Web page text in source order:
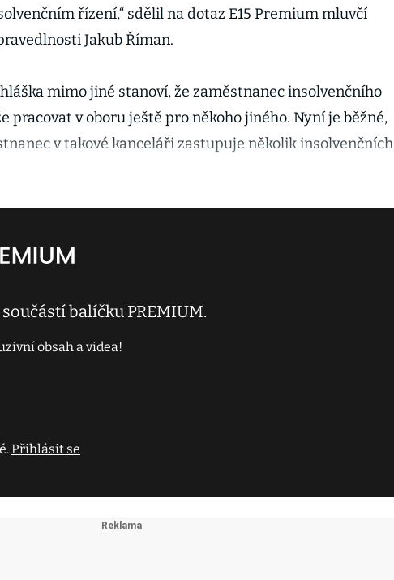
řízení,“ sdělil na dotaz E15 Premium mluvčí
Jakub Říman.
mimo jiné stanoví, že zaměstnanec insolvenčního
pracovat v oboru ještě pro někoho jiného. Nyní je běžné,
v takové kanceláři zastupuje několik insolvenčních
balíčku PREMIUM.
obsah a videa!
Přihlásit se